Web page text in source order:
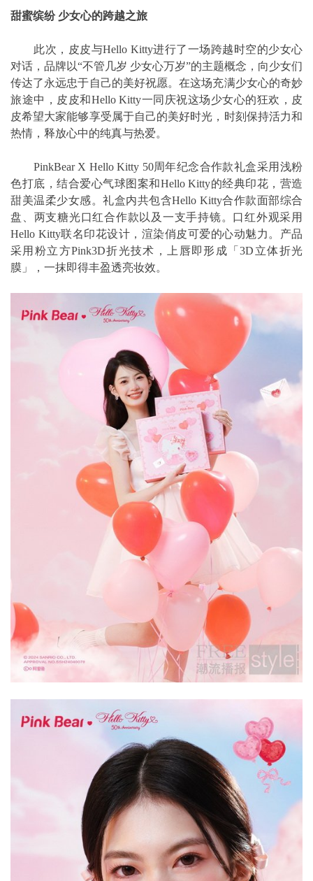
甜蜜缤纷 少女心的跨越之旅
此次，皮皮与Hello Kitty进行了一场跨越时空的少女心
对话，品牌以“不管几岁 少女心万岁”的主题概念，向少女们
传达了永远忠于自己的美好祝愿。在这场充满少女心的奇妙
旅途中，皮皮和Hello Kitty一同庆祝这场少女心的狂欢，皮
皮希望大家能够享受属于自己的美好时光，时刻保持活力和
热情，释放心中的纯真与热爱。
PinkBear X Hello Kitty 50周年纪念合作款礼盒采用浅粉
色打底，结合爱心气球图案和Hello Kitty的经典印花，营造
甜美温柔少女感。礼盒内共包含Hello Kitty合作款面部综合
盘、两支糖光口红合作款以及一支手持镜。口红外观采用
Hello Kitty联名印花设计，渲染俏皮可爱的心动魅力。产品
采用粉立方Pink3D折光技术，上唇即形成「3D立体折光
膜」，一抹即得丰盈透亮妆效。